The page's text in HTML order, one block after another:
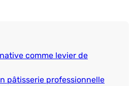
comme levier de
pâtisserie professionnelle